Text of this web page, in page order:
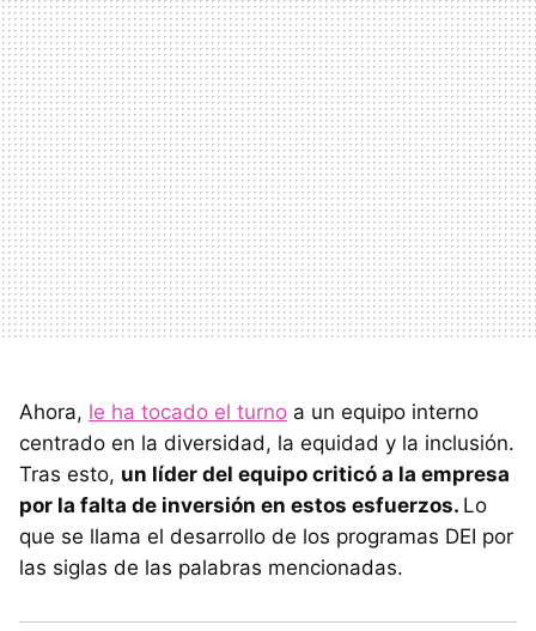
Ahora, le ha tocado el turno a un equipo interno
centrado en la diversidad, la equidad y la inclusión.
Tras esto, un líder del equipo criticó a la empresa
por la falta de inversión en estos esfuerzos. Lo
que se llama el desarrollo de los programas DEI por
las siglas de las palabras mencionadas.